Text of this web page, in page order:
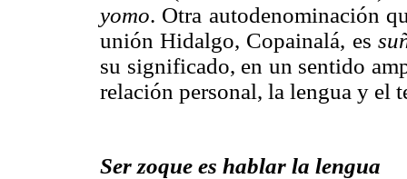
yomo. Otra autodenominación
unión Hidalgo, Copainalá, es
su significado, en un sentido
relación personal, la lengua y el
Ser zoque es hablar la lengua